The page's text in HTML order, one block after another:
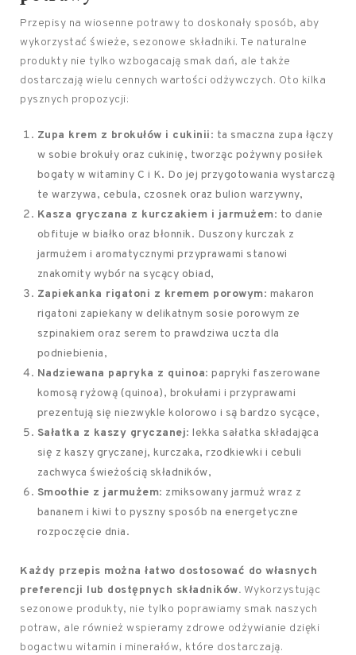
Przepisy na wiosenne potrawy to doskonały sposób, aby
wykorzystać świeże, sezonowe składniki. Te naturalne
produkty nie tylko wzbogacają smak dań, ale także
dostarczają wielu cennych wartości odżywczych. Oto kilka
pysznych propozycji:
Zupa krem z brokułów i cukinii: ta smaczna zupa łączy
w sobie brokuły oraz cukinię, tworząc pożywny posiłek
bogaty w witaminy C i K. Do jej przygotowania wystarczą
te warzywa, cebula, czosnek oraz bulion warzywny,
Kasza gryczana z kurczakiem i jarmużem: to danie
obfituje w białko oraz błonnik. Duszony kurczak z
jarmużem i aromatycznymi przyprawami stanowi
znakomity wybór na sycący obiad,
Zapiekanka rigatoni z kremem porowym: makaron
rigatoni zapiekany w delikatnym sosie porowym ze
szpinakiem oraz serem to prawdziwa uczta dla
podniebienia,
Nadziewana papryka z quinoa: papryki faszerowane
komosą ryżową (quinoa), brokułami i przyprawami
prezentują się niezwykle kolorowo i są bardzo sycące,
Sałatka z kaszy gryczanej: lekka sałatka składająca
się z kaszy gryczanej, kurczaka, rzodkiewki i cebuli
zachwyca świeżością składników,
Smoothie z jarmużem: zmiksowany jarmuż wraz z
bananem i kiwi to pyszny sposób na energetyczne
rozpoczęcie dnia.
Każdy przepis można łatwo dostosować do własnych
preferencji lub dostępnych składników. Wykorzystując
sezonowe produkty, nie tylko poprawiamy smak naszych
potraw, ale również wspieramy zdrowe odżywianie dzięki
bogactwu witamin i minerałów, które dostarczają.